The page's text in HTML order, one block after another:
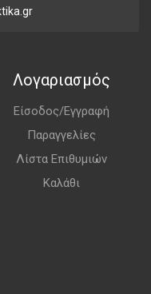
Λογαριασμός
Είσοδος/Εγγραφή
Παραγγελίες
Λίστα Επιθυμιών
Καλάθι